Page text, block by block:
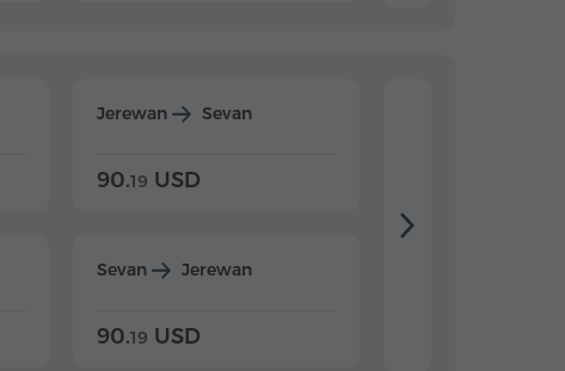
Jerewan Sevan
90.19 USD
Sevan Jerewan
90.19 USD